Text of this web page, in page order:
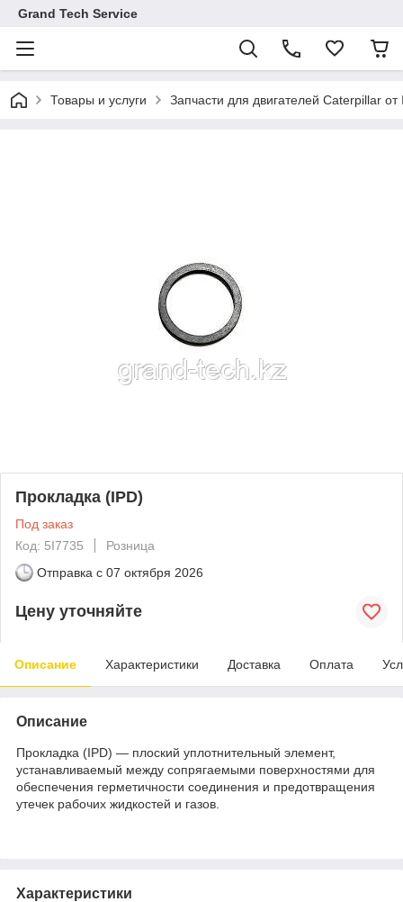
Grand Tech Service
Товары и услуги Запчасти для двигателей Caterpillar от
Прокладка (IPD)
Под заказ
Код: 5I7735
Розница
Отправка с 07 октября 2026
Цену уточняйте
Описание Характеристики Доставка Оплата
Описание
Прокладка (IPD) — плоский уплотнительный элемент,
устанавливаемый между сопрягаемыми поверхностями для
обеспечения герметичности соединения и предотвращения
утечек рабочих жидкостей и газов.
Характеристики